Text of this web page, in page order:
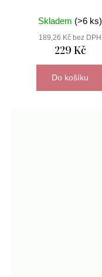
Skladem (>6 ks)
189,26 Kč bez DPH
229 Kč
Do košíku